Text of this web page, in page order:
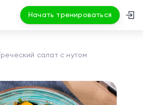
Начать тренироваться
Греческий салат с нутом